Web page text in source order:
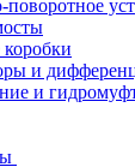
и
и